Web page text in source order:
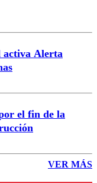
activa Alerta
el fin de la
VER MÁS